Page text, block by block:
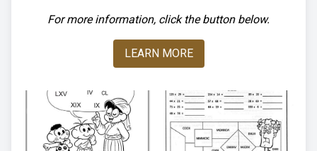
For more information, click the button below.
LEARN MORE